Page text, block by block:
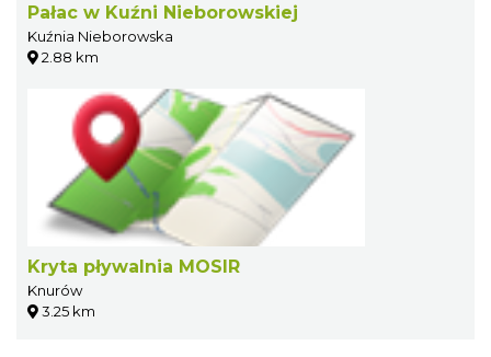
Pałac w Kuźni Nieborowskiej
Kuźnia Nieborowska
2.88 km
Kryta pływalnia MOSIR
Knurów
3.25 km